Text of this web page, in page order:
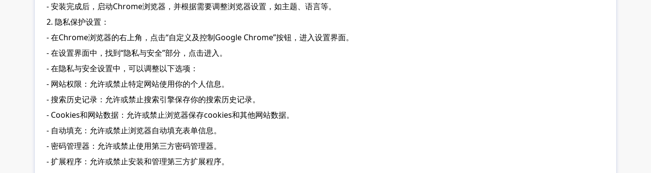
- 安装完成后，启动Chrome浏览器，并根据需要调整浏览器设置，如主题、语言等。
2. 隐私保护设置：
- 在Chrome浏览器的右上角，点击“自定义及控制Google Chrome”按钮，进入设置界面。
- 在设置界面中，找到“隐私与安全”部分，点击进入。
- 在隐私与安全设置中，可以调整以下选项：
- 网站权限：允许或禁止特定网站使用你的个人信息。
- 搜索历史记录：允许或禁止搜索引擎保存你的搜索历史记录。
- Cookies和网站数据：允许或禁止浏览器保存cookies和其他网站数据。
- 自动填充：允许或禁止浏览器自动填充表单信息。
- 密码管理器：允许或禁止使用第三方密码管理器。
- 扩展程序：允许或禁止安装和管理第三方扩展程序。